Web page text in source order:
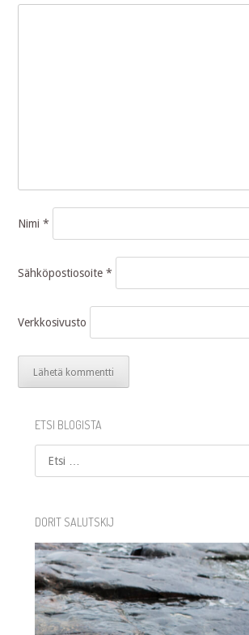
Nimi*
Sähköpostiosoite*
Verkkosivusto
ETSI BLOGISTA
Etsi
DORIT SALUTSKIJ